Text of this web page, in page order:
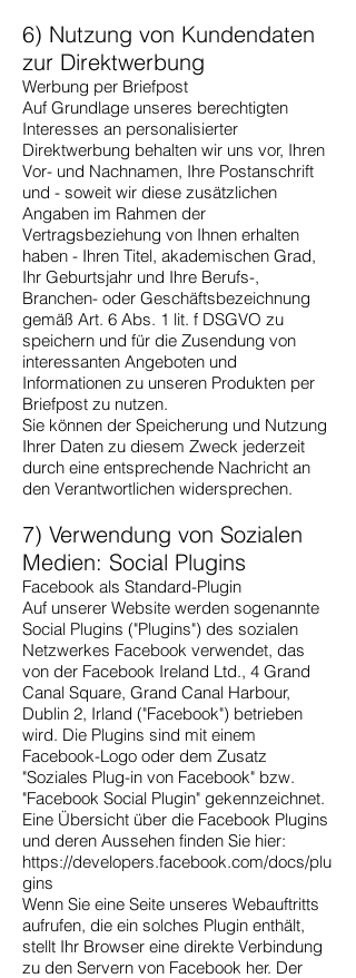
6) Nutzung von Kundendaten
zur Direktwerbung
Werbung per Briefpost
Auf Grundlage unseres berechtigten
Interesses an personalisierter
Direktwerbung behalten wir uns vor, Ihren
Vor- und Nachnamen, Ihre Postanschrift
und - soweit wir diese zusätzlichen
Angaben im Rahmen der
Vertragsbeziehung von Ihnen erhalten
haben - Ihren Titel, akademischen Grad,
Ihr Geburtsjahr und Ihre Berufs-,
Branchen- oder Geschäftsbezeichnung
gemäß Art. 6 Abs. 1 lit. f DSGVO zu
speichern und für die Zusendung von
interessanten Angeboten und
Informationen zu unseren Produkten per
Briefpost zu nutzen.
Sie können der Speicherung und Nutzung
Ihrer Daten zu diesem Zweck jederzeit
durch eine entsprechende Nachricht an
den Verantwortlichen widersprechen.
7) Verwendung von Sozialen
Medien: Social Plugins
Facebook als Standard-Plugin
Auf unserer Website werden sogenannte
Social Plugins ("Plugins") des sozialen
Netzwerkes Facebook verwendet, das
von der Facebook Ireland Ltd., 4 Grand
Canal Square, Grand Canal Harbour,
Dublin 2, Irland ("Facebook") betrieben
wird. Die Plugins sind mit einem
Facebook-Logo oder dem Zusatz
"Soziales Plug-in von Facebook" bzw.
"Facebook Social Plugin" gekennzeichnet.
Eine Übersicht über die Facebook Plugins
und deren Aussehen finden Sie hier:
https://developers.facebook.com/docs/plu
gins
Wenn Sie eine Seite unseres Webauftritts
aufrufen, die ein solches Plugin enthält,
stellt Ihr Browser eine direkte Verbindung
zu den Servern von Facebook her. Der